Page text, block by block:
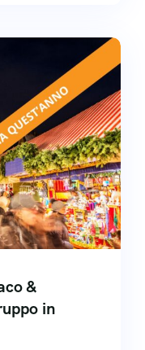
&
in